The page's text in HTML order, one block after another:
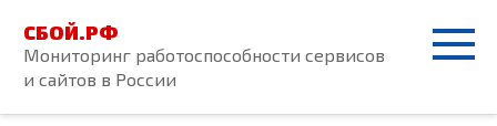
контенту
СБОЙ.РФ
Мониторинг работоспособности сервисов
и сайтов в России